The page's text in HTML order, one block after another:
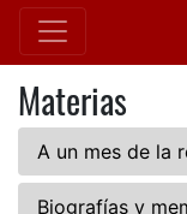
Materias
A un mes de la
Biografías y